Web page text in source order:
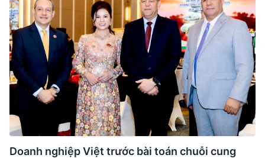
Doanh nghiệp Việt trước bài toán chuỗi cung